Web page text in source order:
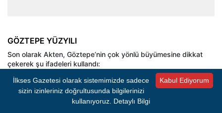
GÖZTEPE YÜZYILI
Son olarak Akten, Göztepe’nin çok yönlü büyümesine dikkat
çekerek şu ifadeleri kullandı:
“Futbol başta olmak üzere tüm branşlarda başarıyı hedefleyen,
tesisleşmeye ve altyapıya önem veren sistemli bir yapı
kuruluyor. Bu yeni dönem, Göztepe’nin sadece İzmir’in değil
Türk sporunun da lokomotifi olacağının sinyallerini veriyor.
Kabul Ediyorum
İlkses Gazetesi olarak sistemimizde sadece
sizin izinleriniz doğrultusunda bilgilerinizi
kullanıyoruz. Detaylı Bilgi